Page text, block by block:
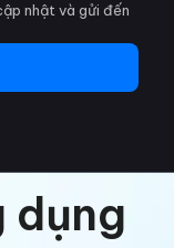
nhật và gửi đến
dụng